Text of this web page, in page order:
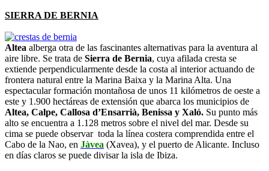
SIERRA DE BERNIA
Altea alberga otra de las fascinantes alternativas para la aventura al
aire libre. Se trata de Sierra de Bernia, cuya afilada cresta se
extiende perpendicularmente desde la costa al interior actuando de
frontera natural entre la Marina Baixa y la Marina Alta. Una
espectacular formación montañosa de unos 11 kilómetros de oeste a
este y 1.900 hectáreas de extensión que abarca los municipios de
Altea, Calpe, Callosa d’Ensarrià, Benissa y Xaló. Su punto más
alto se encuentra a 1.128 metros sobre el nivel del mar. Desde su
cima se puede observar toda la línea costera comprendida entre el
Cabo de la Nao, en Jàvea (Xavea), y el puerto de Alicante. Incluso
en días claros se puede divisar la isla de Ibiza.